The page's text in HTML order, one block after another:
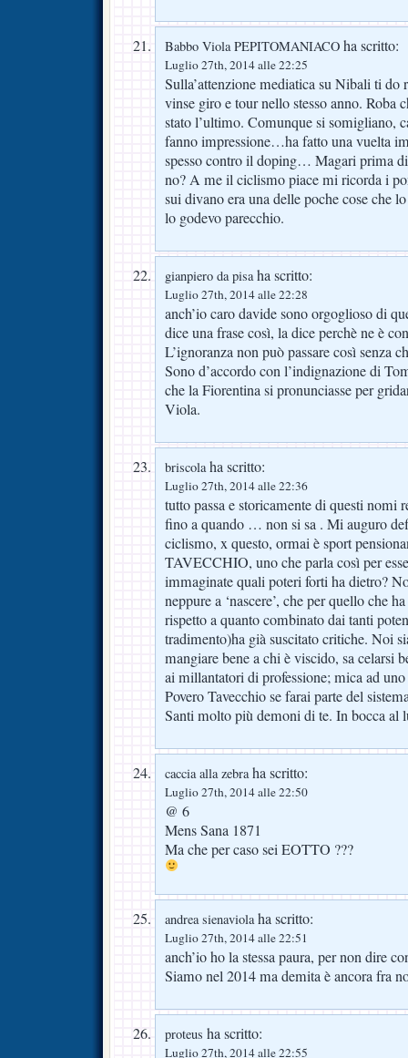
Babbo Viola PEPITOMANIACO ha scritto:
Luglio 27th, 2014 alle 22:25
Sulla’attenzione mediatica su Nibali ti do
vinse giro e tour nello stesso anno. Roba
stato l’ultimo. Comunque si somigliano,
fanno impressione…ha fatto una vuelta
spesso contro il doping… Magari prima di
no? A me il ciclismo piace mi ricorda i
sui divano era una delle poche cose che
lo godevo parecchio.
gianpiero da pisaha scritto:
Luglio 27th, 2014 alle 22:28
anch’io caro davide sono orgoglioso di
dice una frase così, la dice perchè ne è
L’ignoranza non può passare così senza
Sono d’accordo con l’indignazione di
che la Fiorentina si pronunciasse per
Viola.
briscolaha scritto:
Luglio 27th, 2014 alle 22:36
tutto passa e storicamente di questi nomi
fino a quando … non si sa . Mi auguro
ciclismo, x questo, ormai è sport
TAVECCHIO, uno che parla così per
immaginate quali poteri forti ha dietro?
neppure a ‘nascere’, che per quello che
rispetto a quanto combinato dai tanti
tradimento)ha già suscitato critiche. Noi
mangiare bene a chi è viscido, sa celarsi
ai millantatori di professione; mica ad
Povero Tavecchio se farai parte del
Santi molto più demoni di te. In bocca al
caccia alla zebraha scritto:
Luglio 27th, 2014 alle 22:50
@ 6
Mens Sana 1871
Ma che per caso sei EOTTO ???
andrea sienaviolaha scritto:
Luglio 27th, 2014 alle 22:51
anch’io ho la stessa paura, per non dire
Siamo nel 2014 ma demita è ancora fra
proteus ha scritto:
Luglio 27th, 2014 alle 22:55